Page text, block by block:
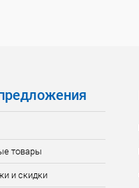
товары
и скидки